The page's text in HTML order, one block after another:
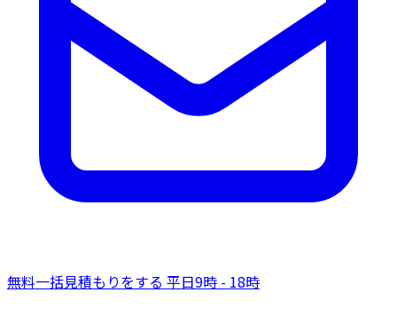
無料一括見積もりをする 平日9時 - 18時